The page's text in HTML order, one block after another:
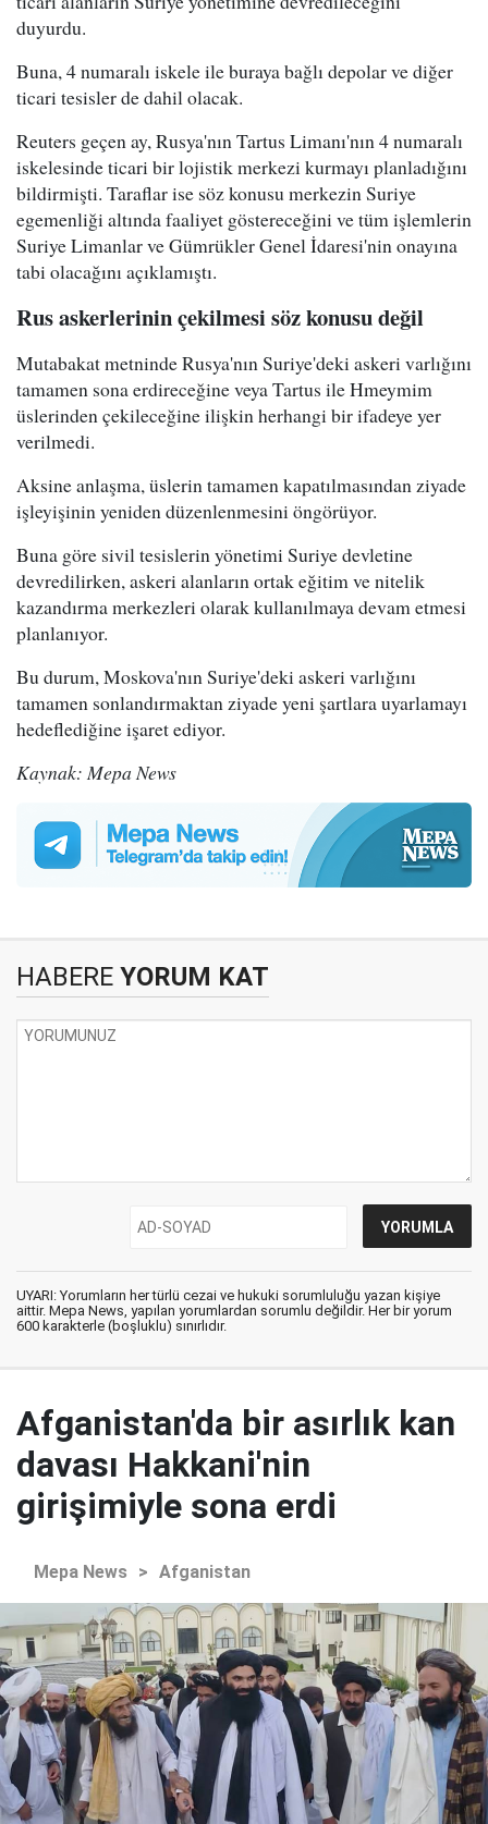
duyurdu.
Buna, 4 numaralı iskele ile buraya bağlı depolar ve diğer
ticari tesisler de dahil olacak.
Reuters geçen ay, Rusya'nın Tartus Limanı'nın 4 numaralı
iskelesinde ticari bir lojistik merkezi kurmayı planladığını
bildirmişti. Taraflar ise söz konusu merkezin Suriye
egemenliği altında faaliyet göstereceğini ve tüm işlemlerin
Suriye Limanlar ve Gümrükler Genel İdaresi'nin onayına
tabi olacağını açıklamıştı.
Rus askerlerinin çekilmesi söz konusu değil
Mutabakat metninde Rusya'nın Suriye'deki askeri varlığını
tamamen sona erdireceğine veya Tartus ile Hmeymim
üslerinden çekileceğine ilişkin herhangi bir ifadeye yer
verilmedi.
Aksine anlaşma, üslerin tamamen kapatılmasından ziyade
işleyişinin yeniden düzenlenmesini öngörüyor.
Buna göre sivil tesislerin yönetimi Suriye devletine
devredilirken, askeri alanların ortak eğitim ve nitelik
kazandırma merkezleri olarak kullanılmaya devam etmesi
planlanıyor.
Bu durum, Moskova'nın Suriye'deki askeri varlığını
tamamen sonlandırmaktan ziyade yeni şartlara uyarlamayı
hedeflediğine işaret ediyor.
Kaynak: Mepa News
HABERE YORUM KAT
UYARI: Yorumların her türlü cezai ve hukuki sorumluluğu yazan kişiye
aittir. Mepa News, yapılan yorumlardan sorumlu değildir. Her bir yorum
600 karakterle (boşluklu) sınırlıdır.
Afganistan'da bir asırlık kan
davası Hakkani'nin
girişimiyle sona erdi
Mepa News > Afganistan